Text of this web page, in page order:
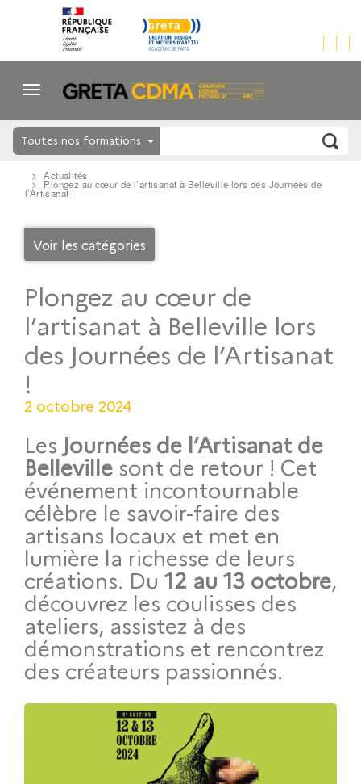
Toutes nos formations
Actualités
Plongez au cœur de l’artisanat à Belleville lors des Journées de
l’Artisanat !
Voir les catégories
Plongez au cœur de
l’artisanat à Belleville lors
des Journées de l’Artisanat
!
2 octobre 2024
Les Journées de l’Artisanat de
Belleville sont de retour ! Cet
événement incontournable
célèbre le savoir-faire des
artisans locaux et met en
lumière la richesse de leurs
créations. Du 12 au 13 octobre,
découvrez les coulisses des
ateliers, assistez à des
démonstrations et rencontrez
des créateurs passionnés.